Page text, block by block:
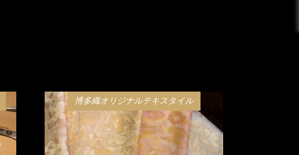
博多織オリジナルテキスタイル